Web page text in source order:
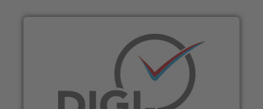
DIGI-SOFTWARE GmbH
Digi Zeiterfassung liefert präzise Zeit- und
Kostendaten, die nach Aufträgen und
Tätigkeiten untergliedert werden.